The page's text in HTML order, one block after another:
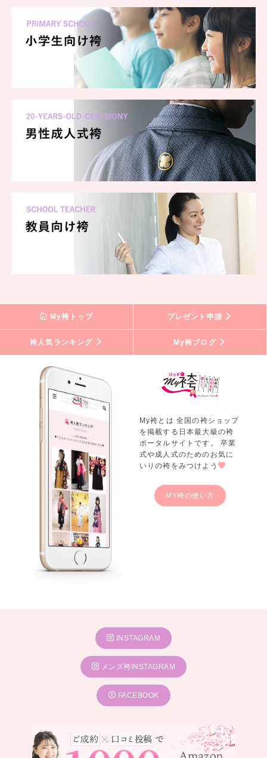
My袴トップ プレゼント申請
袴人気ランキング My袴ブログ
My袴とは 全国の袴ショップ
を掲載する日本最大級の袴
ポータルサイトです。 卒業
式や成人式のためのお気に
いりの袴をみつけよう
MY袴の使い方
INSTAGRAM
メンズ袴INSTAGRAM
FACEBOOK